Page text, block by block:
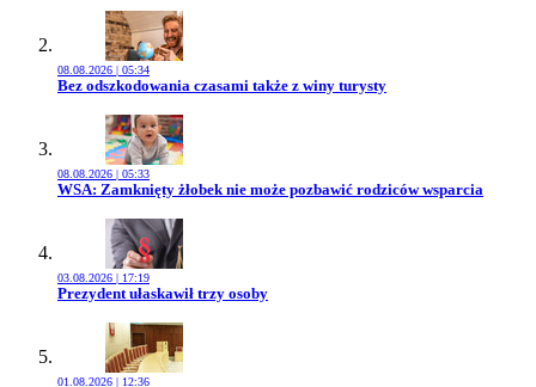
08.08.2026 | 05:34
Przejdź do artykułu:
Bez odszkodowania czasami także z winy turysty
08.08.2026 | 05:33
Przejdź do artykułu:
WSA: Zamknięty żłobek nie może pozbawić rodziców wsparcia
03.08.2026 | 17:19
Przejdź do artykułu:
Prezydent ułaskawił trzy osoby
01.08.2026 | 12:36